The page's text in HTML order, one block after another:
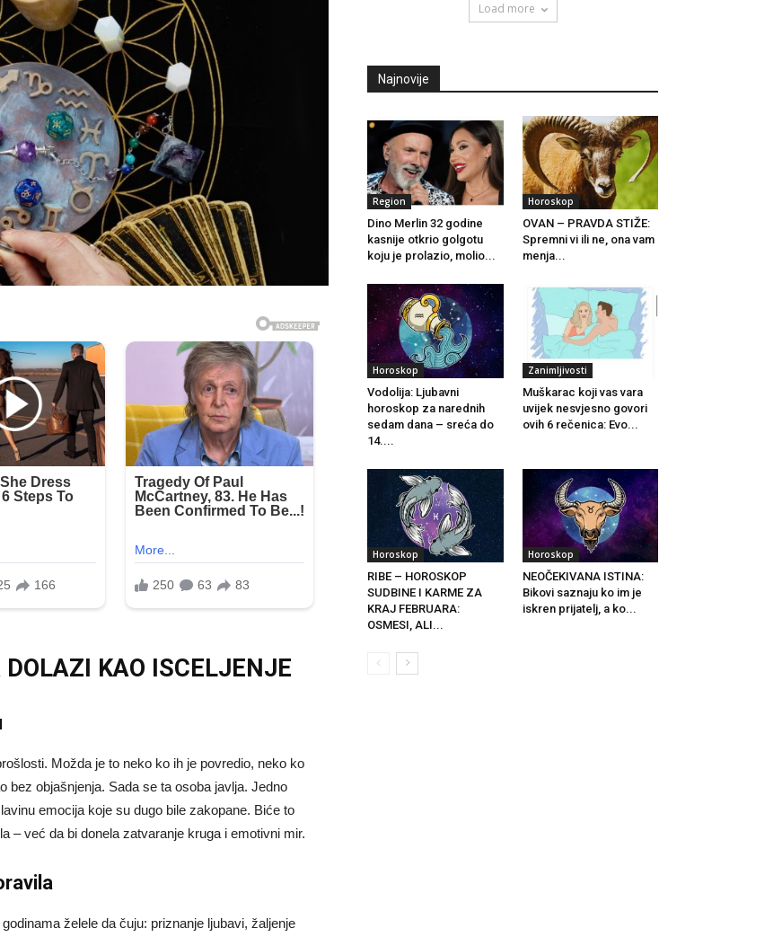
KAO ISCELJENJE
Možda je to neko ko ih je povredio, neko ko
bez objašnjenja. Sada se ta osoba javlja. Jedno
emocija koje su dugo bile zakopane. Biće to
– već da bi donela zatvaranje kruga i emotivni mir.
želele da čuju: priznanje ljubavi, žaljenje
Load more
Najnovije
Region
Dino Merlin 32 godine
kasnije otkrio golgotu
koju je prolazio, molio...
Horoskop
OVAN – PRAVDA STIŽE:
Spremni vi ili ne, ona vam
menja...
Horoskop
Vodolija: Ljubavni
horoskop za narednih
sedam dana – sreća do
14....
Zanimljivosti
Muškarac koji vas vara
uvijek nesvjesno govori
ovih 6 rečenica: Evo...
Horoskop
RIBE – HOROSKOP
SUDBINE I KARME ZA
KRAJ FEBRUARA:
OSMESI, ALI...
Horoskop
NEOČEKIVANA ISTINA:
Bikovi saznaju ko im je
iskren prijatelj, a ko...